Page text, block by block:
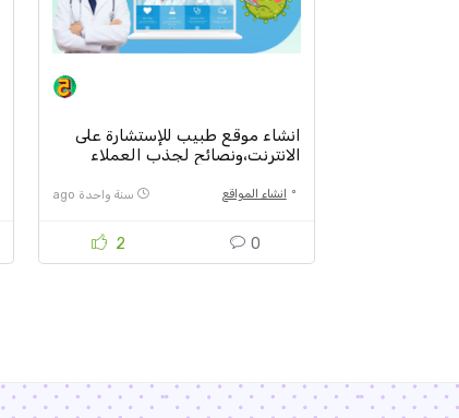
انشاء موقع طبيب للإستشارة على
الانترنت،ونصائح لجذب العملاء
انشاء المواقع سنة واحدة ago
2 0